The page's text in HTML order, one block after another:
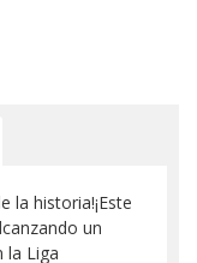
la historia!¡Este
un
la Liga